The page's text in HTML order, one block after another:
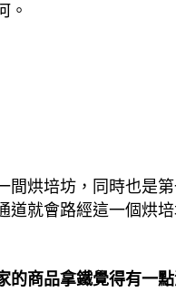
。
間烘培坊，同時也是
道就會路經這一個烘培
的商品拿鐵覺得有一